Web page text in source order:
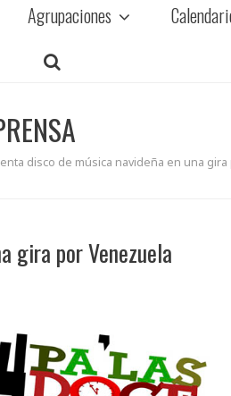
Agrupaciones
disco de música navideña en una
gira por Venezuela